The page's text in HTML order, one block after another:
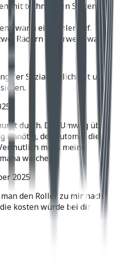
mit technischen Systemen,
wann ein Fehler auf.
Rädern unterwegs war.
der Soziatauglichkeit und
durch. Der Umweg über
unnötig, der Automat die
muss meine
weichen.
2025
den Roller zu mir nach
kosten würde bei dir